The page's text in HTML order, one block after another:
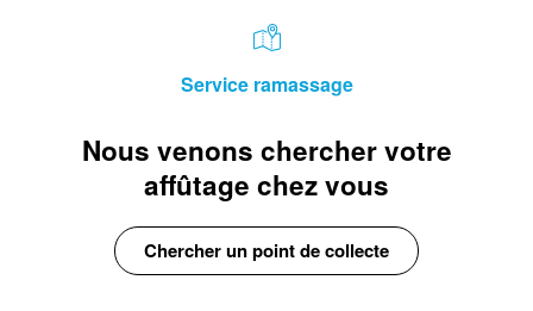
Service ramassage
Nous venons chercher votre
affûtage chez vous
Chercher un point de collecte